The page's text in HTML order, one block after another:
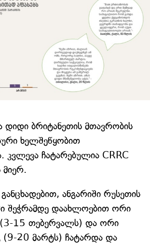
დიდი ბრიტანეთის მთავრობის
ხელშეწყობით
კვლევა ჩატარებულია CRRC
ანგარიში რუსეთის
შეჭრამდე დაახლოებით ორი
15 თებერვალს) და ორი
(9-20 მარტს) ჩატარდა და